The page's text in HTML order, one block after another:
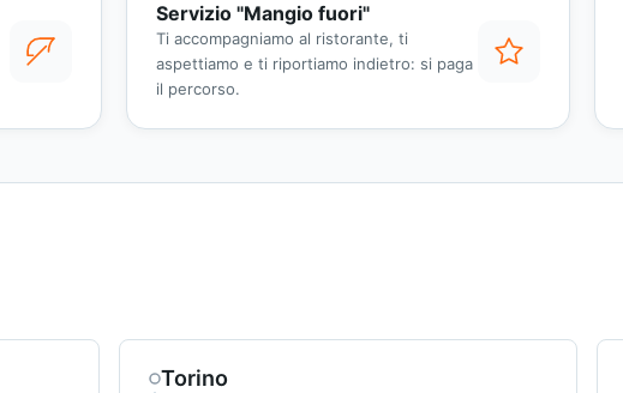
Servizio "Mangio fuori"
Ti accompagniamo al ristorante, ti
aspettiamo e ti riportiamo indietro: si paga
il percorso.
Torino